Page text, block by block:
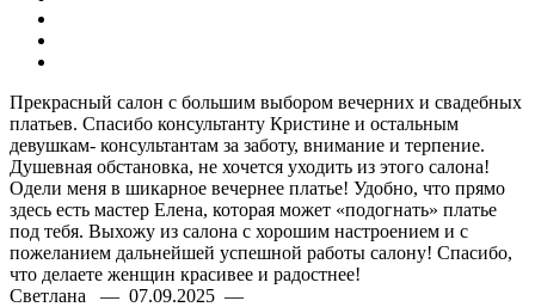
Прекрасный салон с большим выбором вечерних и свадебных
платьев. Спасибо консультанту Кристине и остальным
девушкам- консультантам за заботу, внимание и терпение.
Душевная обстановка, не хочется уходить из этого салона!
Одели меня в шикарное вечернее платье! Удобно, что прямо
здесь есть мастер Елена, которая может «подогнать» платье
под тебя. Выхожу из салона с хорошим настроением и с
пожеланием дальнейшей успешной работы салону! Спасибо,
что делаете женщин красивее и радостнее!
Светлана — 07.09.2025 —